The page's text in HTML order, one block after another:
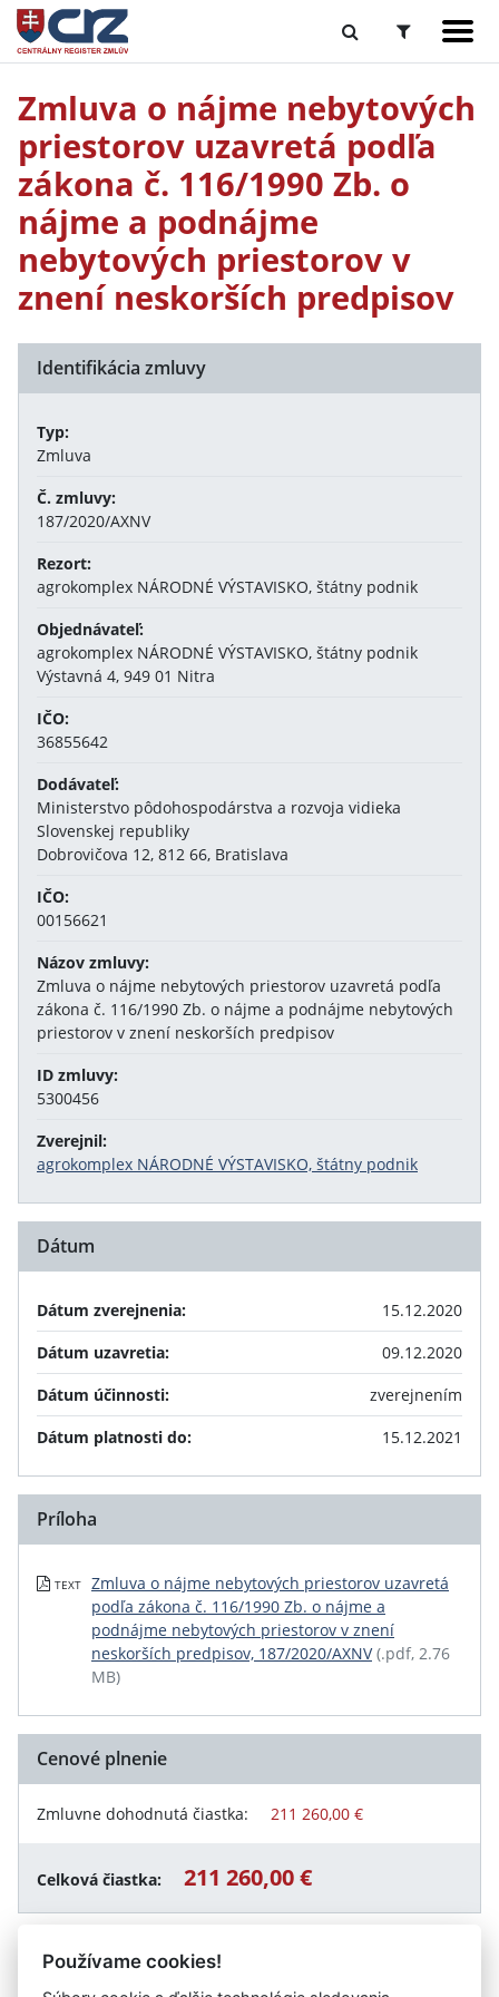
Zmluva o nájme nebytových
priestorov uzavretá podľa
zákona č. 116/1990 Zb. o
nájme a podnájme
nebytových priestorov v
znení neskorších predpisov
Identifikácia zmluvy
Typ:
Zmluva
Č. zmluvy:
187/2020/AXNV
Rezort:
agrokomplex NÁRODNÉ VÝSTAVISKO, štátny podnik
Objednávateľ:
agrokomplex NÁRODNÉ VÝSTAVISKO, štátny podnik
Výstavná 4, 949 01 Nitra
IČO:
36855642
Dodávateľ:
Ministerstvo pôdohospodárstva a rozvoja vidieka
Slovenskej republiky
Dobrovičova 12, 812 66, Bratislava
IČO:
00156621
Názov zmluvy:
Zmluva o nájme nebytových priestorov uzavretá podľa
zákona č. 116/1990 Zb. o nájme a podnájme nebytových
priestorov v znení neskorších predpisov
ID zmluvy:
5300456
Zverejnil:
agrokomplex NÁRODNÉ VÝSTAVISKO, štátny podnik
Dátum
Dátum zverejnenia:
15.12.2020
Dátum uzavretia:
09.12.2020
Dátum účinnosti:
zverejnením
Dátum platnosti do:
15.12.2021
Príloha
TEXT
Zmluva o nájme nebytových priestorov uzavretá
podľa zákona č. 116/1990 Zb. o nájme a
podnájme nebytových priestorov v znení
neskorších predpisov, 187/2020/AXNV (.pdf, 2.76
MB)
Cenové plnenie
Zmluvne dohodnutá čiastka: 211 260,00 €
Celková čiastka: 211 260,00 €
Používame cookies!